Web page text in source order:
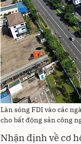
Làn sóng FDI vào các
cho bất động sản công
Nhận định về cơ